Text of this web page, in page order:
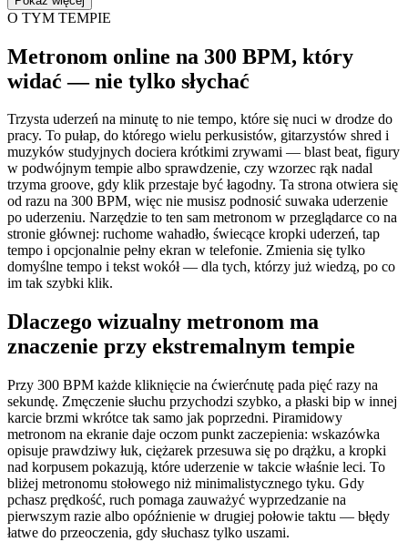
O TYM TEMPIE
Metronom online na 300 BPM, który
widać — nie tylko słychać
Trzysta uderzeń na minutę to nie tempo, które się nuci w drodze do
pracy. To pułap, do którego wielu perkusistów, gitarzystów shred i
muzyków studyjnych dociera krótkimi zrywami — blast beat, figury
w podwójnym tempie albo sprawdzenie, czy wzorzec rąk nadal
trzyma groove, gdy klik przestaje być łagodny. Ta strona otwiera się
od razu na 300 BPM, więc nie musisz podnosić suwaka uderzenie
po uderzeniu. Narzędzie to ten sam metronom w przeglądarce co na
stronie głównej: ruchome wahadło, świecące kropki uderzeń, tap
tempo i opcjonalnie pełny ekran w telefonie. Zmienia się tylko
domyślne tempo i tekst wokół — dla tych, którzy już wiedzą, po co
im tak szybki klik.
Dlaczego wizualny metronom ma
znaczenie przy ekstremalnym tempie
Przy 300 BPM każde kliknięcie na ćwierćnutę pada pięć razy na
sekundę. Zmęczenie słuchu przychodzi szybko, a płaski bip w innej
karcie brzmi wkrótce tak samo jak poprzedni. Piramidowy
metronom na ekranie daje oczom punkt zaczepienia: wskazówka
opisuje prawdziwy łuk, ciężarek przesuwa się po drążku, a kropki
nad korpusem pokazują, które uderzenie w takcie właśnie leci. To
bliżej metronomu stołowego niż minimalistycznego tyku. Gdy
pchasz prędkość, ruch pomaga zauważyć wyprzedzanie na
pierwszym razie albo opóźnienie w drugiej połowie taktu — błędy
łatwe do przeoczenia, gdy słuchasz tylko uszami.